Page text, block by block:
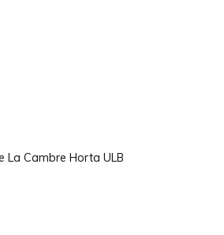
La Cambre Horta ULB